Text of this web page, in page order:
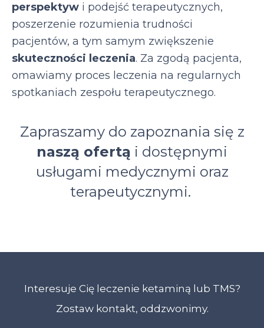
perspektyw i podejść terapeutycznych,
poszerzenie rozumienia trudności
pacjentów, a tym samym zwiększenie
skuteczności leczenia. Za zgodą pacjenta,
omawiamy proces leczenia na regularnych
spotkaniach zespołu terapeutycznego.
Zapraszamy do zapoznania się z
naszą ofertą i dostępnymi
usługami medycznymi oraz
terapeutycznymi.
Interesuje Cię leczenie ketaminą lub TMS?
Zostaw kontakt, oddzwonimy.